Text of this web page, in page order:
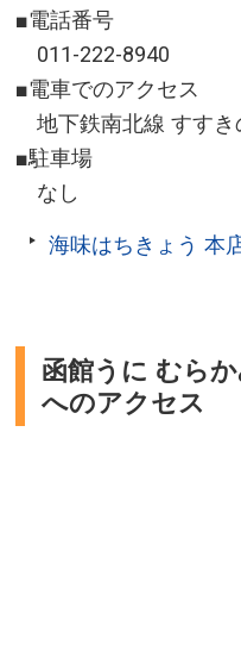
■電話番号
011-222-8940
■電車でのアクセス
地下鉄南北線 すすき
■駐車場
なし
海味はちきょう 本
函館うに むら
へのアクセス